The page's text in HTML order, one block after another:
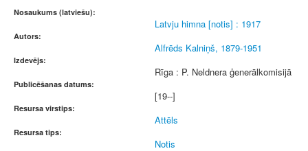
Nosaukums (latviešu):
Latvju himna [notis] : 1917
Autors:
Alfrēds Kalniņš, 1879-1951
Izdevējs:
Rīga : P. Neldnera ģenerālkomisijā
Publicēšanas datums:
[19--]
Resursa virstips:
Attēls
Resursa tips:
Notis